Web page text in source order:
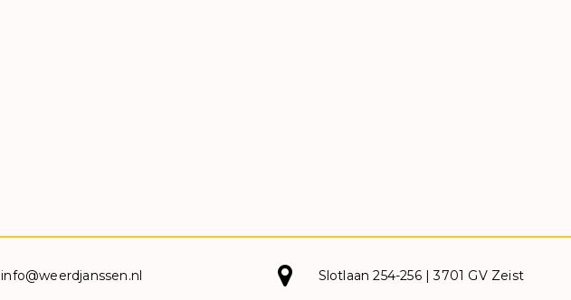
info@weerdjanssen.nl Slotlaan 254-256 | 3701 GV Zeist